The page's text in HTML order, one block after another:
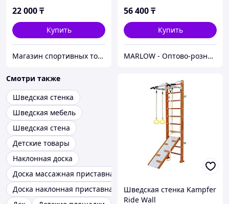
22 000₸
Купить
Магазин спортивных товаров ABKSPORT
56 400₸
Купить
MARLOW - Оптово-розничный склад.
Смотри также
Шведская стенка
Шведская мебель
Шведская стена
Детские товары
Наклонная доска
Доска массажная приставная
Доска наклонная приставная
Шведская стенка Kampfer
Ride Wall